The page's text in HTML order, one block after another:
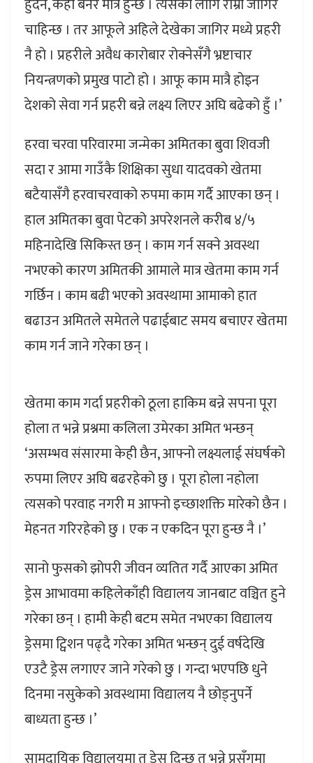
हुँदैन, केही बनेर मात्र हुन्छ । त्यसका लागि राम्रो जागिर
चाहिन्छ । तर आफूले अहिले देखेका जागिर मध्ये प्रहरी
नै हो । प्रहरीले अवैध कारोबार रोक्नेसँगै भ्रष्टाचार
नियन्त्रणको प्रमुख पाटो हो । आफू काम मात्रै होइन
देशको सेवा गर्न प्रहरी बन्ने लक्ष्य लिएर अघि बढेको हुँ ।’
हरवा चरवा परिवारमा जन्मेका अमितका बुवा शिवजी
सदा र आमा गाउँकै शिक्षिका सुधा यादवको खेतमा
बटैयासँगै हरवाचरवाको रुपमा काम गर्दै आएका छन् ।
हाल अमितका बुवा पेटको अपरेशनले करीब ४/५
महिनादेखि सिकिस्त छन् । काम गर्न सक्ने अवस्था
नभएको कारण अमितकी आमाले मात्र खेतमा काम गर्न
गर्छिन । काम बढी भएको अवस्थामा आमाको हात
बढाउन अमितले समेतले पढाईबाट समय बचाएर खेतमा
काम गर्न जाने गरेका छन् ।
खेतमा काम गर्दा प्रहरीको ठूला हाकिम बन्ने सपना पूरा
होला त भन्ने प्रश्नमा कलिला उमेरका अमित भन्छन्
‘असम्भव संसारमा केही छैन, आफ्नो लक्ष्यलाई संघर्षको
रुपमा लिएर अघि बढरहेको छु । पूरा होला नहोला
त्यसको परवाह नगरी म आफ्नो इच्छाशक्ति मारेको छैन ।
मेहनत गरिरहेको छु । एक न एकदिन पूरा हुन्छ नै ।’
सानो फुसको झोपरी जीवन व्यतित गर्दै आएका अमित
ड्रेस आभावमा कहिलेकाँही विद्यालय जानबाट वञ्चित हुने
गरेका छन् । हामी केही बटम समेत नभएका विद्यालय
ड्रेसमा ट्विशन पढ्दै गरेका अमित भन्छन् दुई वर्षदेखि
एउटै ड्रेस लगाएर जाने गरेको छु । गन्दा भएपछि धुने
दिनमा नसुकेको अवस्थामा विद्यालय नै छोड्नुपर्ने
बाध्यता हुन्छ ।’